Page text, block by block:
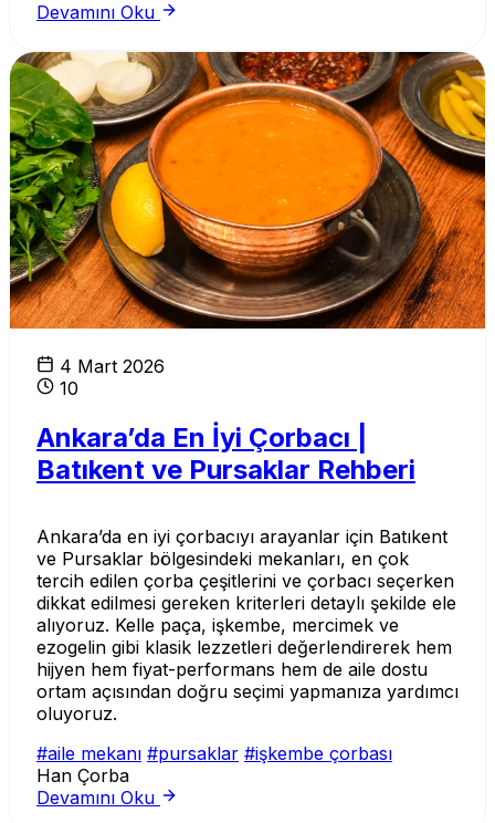
Devamını Oku
Çorbanın Faydaları
4 Mart 2026
10
Ankara’da En İyi Çorbacı |
Batıkent ve Pursaklar Rehberi
Ankara’da en iyi çorbacıyı arayanlar için Batıkent
ve Pursaklar bölgesindeki mekanları, en çok
tercih edilen çorba çeşitlerini ve çorbacı seçerken
dikkat edilmesi gereken kriterleri detaylı şekilde ele
alıyoruz. Kelle paça, işkembe, mercimek ve
ezogelin gibi klasik lezzetleri değerlendirerek hem
hijyen hem fiyat-performans hem de aile dostu
ortam açısından doğru seçimi yapmanıza yardımcı
oluyoruz.
#aile mekanı #pursaklar #işkembe çorbası
Han Çorba
Devamını Oku